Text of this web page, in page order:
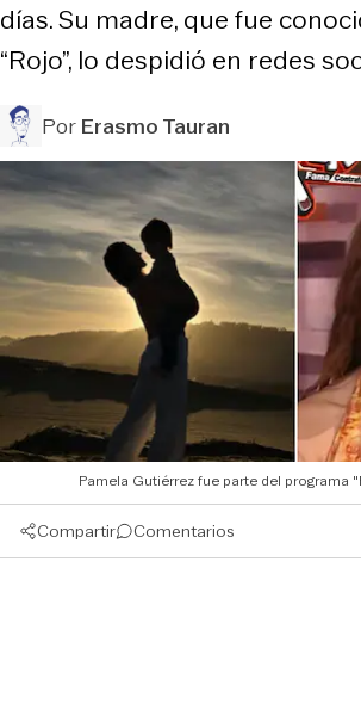
días. Su madre, que fue
“Rojo”, lo despidió en redes
PorErasmo Tauran
Pamela Gutiérrez fue parte del programa
Compartir Comentarios